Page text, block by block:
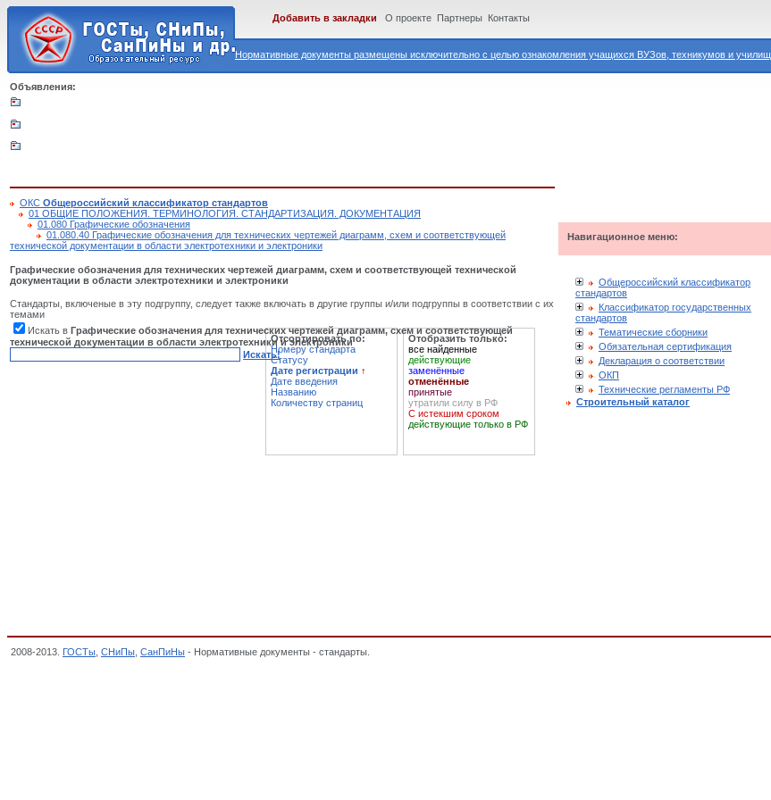
Нормативные документы размещены исключительно с целью ознакомления учащихся ВУЗов, техникумов и училищ.
Добавить в закладки О проекте Партнеры Контакты
Объявления:
ОКС Общероссийский классификатор стандартов
01 ОБЩИЕ ПОЛОЖЕНИЯ. ТЕРМИНОЛОГИЯ. СТАНДАРТИЗАЦИЯ. ДОКУМЕНТАЦИЯ
01.080 Графические обозначения
01.080.40 Графические обозначения для технических чертежей диаграмм, схем и соответствующей
технической документации в области электротехники и электроники
Графические обозначения для технических чертежей диаграмм, схем и соответствующей технической
документации в области электротехники и электроники
Стандарты, включеные в эту подгруппу, следует также включать в другие группы и/или подгруппы в соответствии с их
темами
Искать в Графические обозначения для технических чертежей диаграмм, схем и соответствующей
технической документации в области электротехники и электроники
Искать!
Отсортировать по:
Номеру стандарта
Статусу
Дате регистрации ↑
Дате введения
Названию
Количеству страниц
Отобразить только:
все найденные
действующие
заменённые
отменённые
принятые
утратили силу в РФ
С истекшим сроком
действующие только в РФ
Навигационное меню:
Общероссийский классификатор
стандартов
Классификатор государственных
стандартов
Тематические сборники
Обязательная сертификация
Декларация о соответствии
ОКП
Технические регламенты РФ
Строительный каталог
2008-2013. ГОСТы СНиПы СанПиНы - Нормативные документы - стандарты.